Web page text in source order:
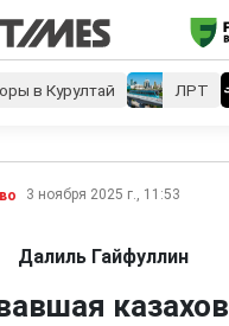
в Курултай ЛРТ
3 ноября 2025 г., 11:53
Далиль Гайфуллин
казахов